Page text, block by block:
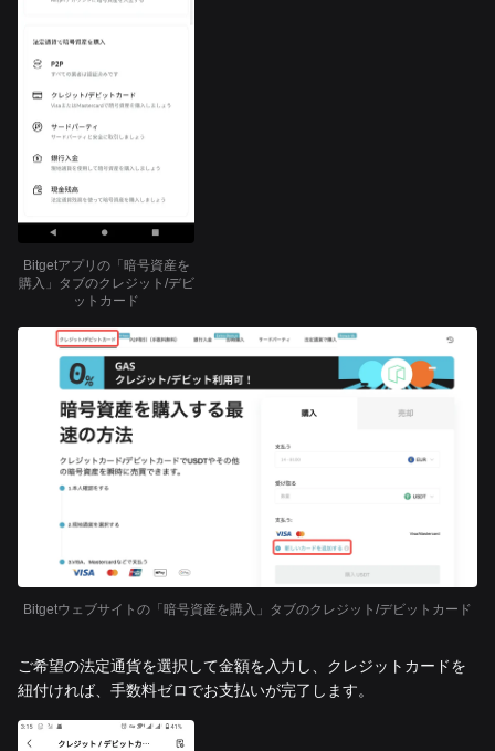
Bitgetアプリの「暗号資産を
購入」タブのクレジット/デビ
ットカード
Bitgetウェブサイトの「暗号資産を購入」タブのクレジット/デビットカード
ご希望の法定通貨を選択して金額を入力し、クレジットカードを
紐付ければ、手数料ゼロでお支払いが完了します。